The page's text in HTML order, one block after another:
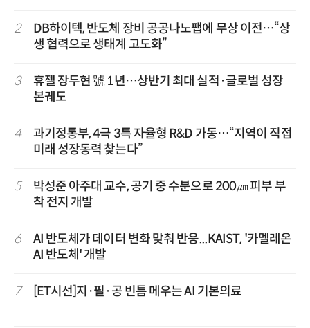
2
DB하이텍, 반도체 장비 공공나노팹에 무상 이전…“상
생 협력으로 생태계 고도화”
3
휴젤 장두현 號 1년…상반기 최대 실적·글로벌 성장
본궤도
4
과기정통부, 4극 3특 자율형 R&D 가동…“지역이 직접
미래 성장동력 찾는다”
5
박성준 아주대 교수, 공기 중 수분으로 200㎛ 피부 부
착 전지 개발
6
AI 반도체가 데이터 변화 맞춰 반응...KAIST, '카멜레온
AI 반도체' 개발
7 [ET시선]지·필·공 빈틈 메우는 AI 기본의료